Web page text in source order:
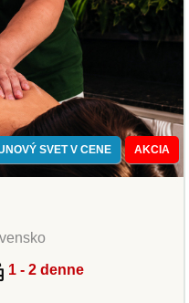
SVET V CENE AKCIA
1 - 2 denne